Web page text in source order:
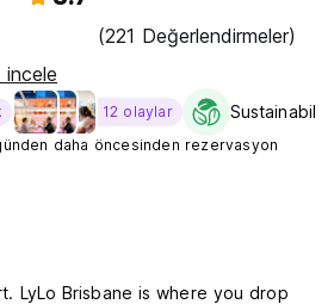
(221 Değerlendirmeler)
incele
12 olaylar
daha öncesinden rezervasyon
LyLo Brisbane is where you drop